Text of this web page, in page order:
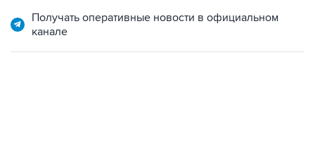
Получать оперативные новости в официальном
канале